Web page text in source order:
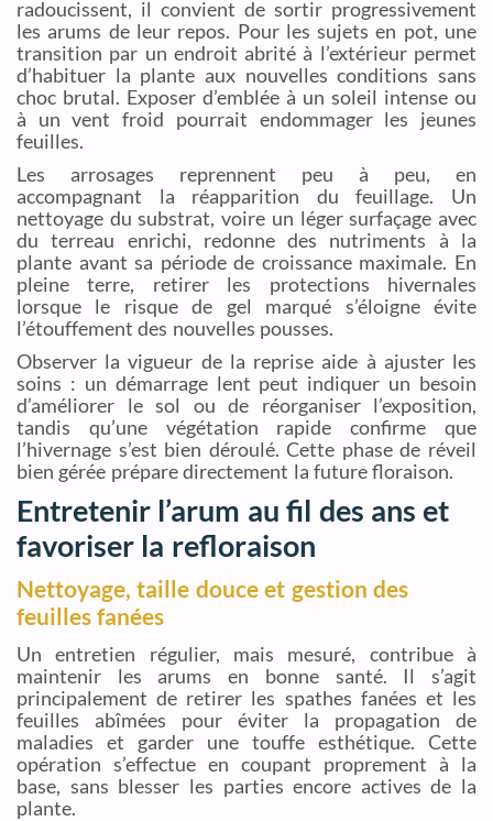
radoucissent, il convient de sortir progressivement
les arums de leur repos. Pour les sujets en pot, une
transition par un endroit abrité à l’extérieur permet
d’habituer la plante aux nouvelles conditions sans
choc brutal. Exposer d’emblée à un soleil intense ou
à un vent froid pourrait endommager les jeunes
feuilles.
Les arrosages reprennent peu à peu, en
accompagnant la réapparition du feuillage. Un
nettoyage du substrat, voire un léger surfaçage avec
du terreau enrichi, redonne des nutriments à la
plante avant sa période de croissance maximale. En
pleine terre, retirer les protections hivernales
lorsque le risque de gel marqué s’éloigne évite
l’étouffement des nouvelles pousses.
Observer la vigueur de la reprise aide à ajuster les
soins : un démarrage lent peut indiquer un besoin
d’améliorer le sol ou de réorganiser l’exposition,
tandis qu’une végétation rapide confirme que
l’hivernage s’est bien déroulé. Cette phase de réveil
bien gérée prépare directement la future floraison.
Entretenir l’arum au fil des ans et
favoriser la refloraison
Nettoyage, taille douce et gestion des
feuilles fanées
Un entretien régulier, mais mesuré, contribue à
maintenir les arums en bonne santé. Il s’agit
principalement de retirer les spathes fanées et les
feuilles abîmées pour éviter la propagation de
maladies et garder une touffe esthétique. Cette
opération s’effectue en coupant proprement à la
base, sans blesser les parties encore actives de la
plante.